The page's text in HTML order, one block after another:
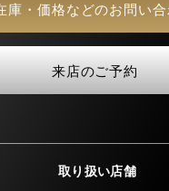
庫・価格などのお問い
来店のご予約
取り扱い店舗